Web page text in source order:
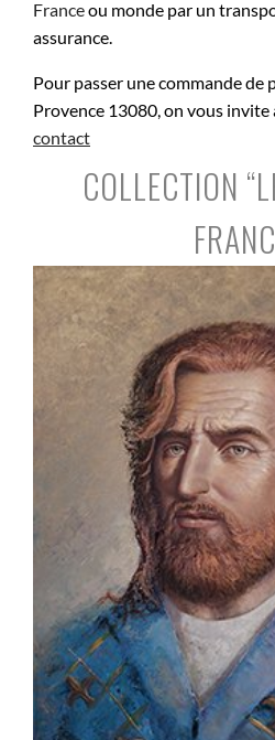
Franceou monde par un
assurance.
Pour passer une commande de
Provence 13080, on vous invite
contact
COLLECTION